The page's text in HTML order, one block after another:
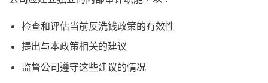
检查和评估当前反洗钱政策的有效性
提出与本政策相关的建议
监督公司遵守这些建议的情况